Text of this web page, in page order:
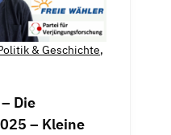
& Geschichte,
Die
– Kleine